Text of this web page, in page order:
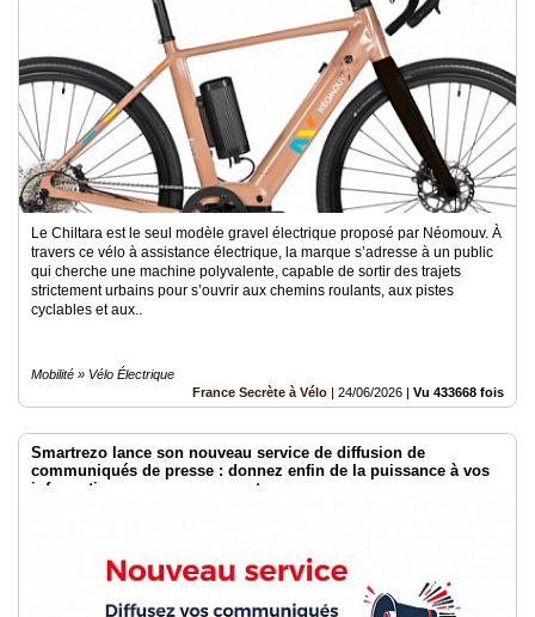
Le Chiltara est le seul modèle gravel électrique proposé par Néomouv. À
travers ce vélo à assistance électrique, la marque s’adresse à un public
qui cherche une machine polyvalente, capable de sortir des trajets
strictement urbains pour s’ouvrir aux chemins roulants, aux pistes
cyclables et aux..
Mobilité » Vélo Électrique
France Secrète à Vélo | 24/06/2026 | Vu 433668 fois
Smartrezo lance son nouveau service de diffusion de
communiqués de presse : donnez enfin de la puissance à vos
informations sans engagement.